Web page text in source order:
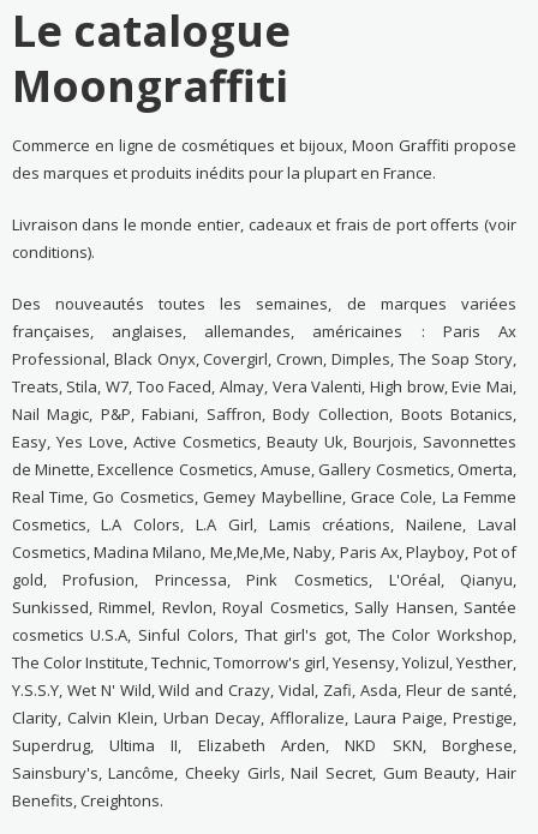
Le catalogue
Moongraffiti
Commerce en ligne de cosmétiques et bijoux, Moon Graffiti propose
des marques et produits inédits pour la plupart en France.
Livraison dans le monde entier, cadeaux et frais de port offerts (voir
conditions).
Des nouveautés toutes les semaines, de marques variées
françaises, anglaises, allemandes, américaines : Paris Ax
Professional, Black Onyx, Covergirl, Crown, Dimples, The Soap Story,
Treats, Stila, W7, Too Faced, Almay, Vera Valenti, High brow, Evie Mai,
Nail Magic, P&P, Fabiani, Saffron, Body Collection, Boots Botanics,
Easy, Yes Love, Active Cosmetics, Beauty Uk, Bourjois, Savonnettes
de Minette, Excellence Cosmetics, Amuse, Gallery Cosmetics, Omerta,
Real Time, Go Cosmetics, Gemey Maybelline, Grace Cole, La Femme
Cosmetics, L.A Colors, L.A Girl, Lamis créations, Nailene, Laval
Cosmetics, Madina Milano, Me,Me,Me, Naby, Paris Ax, Playboy, Pot of
gold, Profusion, Princessa, Pink Cosmetics, L'Oréal, Qianyu,
Sunkissed, Rimmel, Revlon, Royal Cosmetics, Sally Hansen, Santée
cosmetics U.S.A, Sinful Colors, That girl's got, The Color Workshop,
The Color Institute, Technic, Tomorrow's girl, Yesensy, Yolizul, Yesther,
Y.S.S.Y, Wet N' Wild, Wild and Crazy, Vidal, Zafi, Asda, Fleur de santé,
Clarity, Calvin Klein, Urban Decay, Affloralize, Laura Paige, Prestige,
Superdrug, Ultima II, Elizabeth Arden, NKD SKN, Borghese,
Sainsbury's, Lancôme, Cheeky Girls, Nail Secret, Gum Beauty, Hair
Benefits, Creightons.